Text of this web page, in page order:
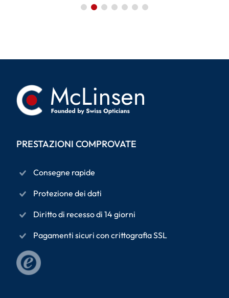
PRESTAZIONI COMPROVATE
Consegne rapide
Protezione dei dati
Diritto di recesso di 14 giorni
Pagamenti sicuri con crittografia SSL